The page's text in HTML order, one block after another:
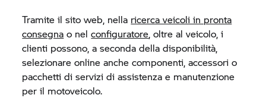
Tramite il sito web, nella ricerca veicoli in pronta
consegna o nelconfiguratore, oltre al veicolo, i
clienti possono, a seconda della disponibilità,
selezionare online anche componenti, accessori o
pacchetti di servizi di assistenza e manutenzione
per il motoveicolo.